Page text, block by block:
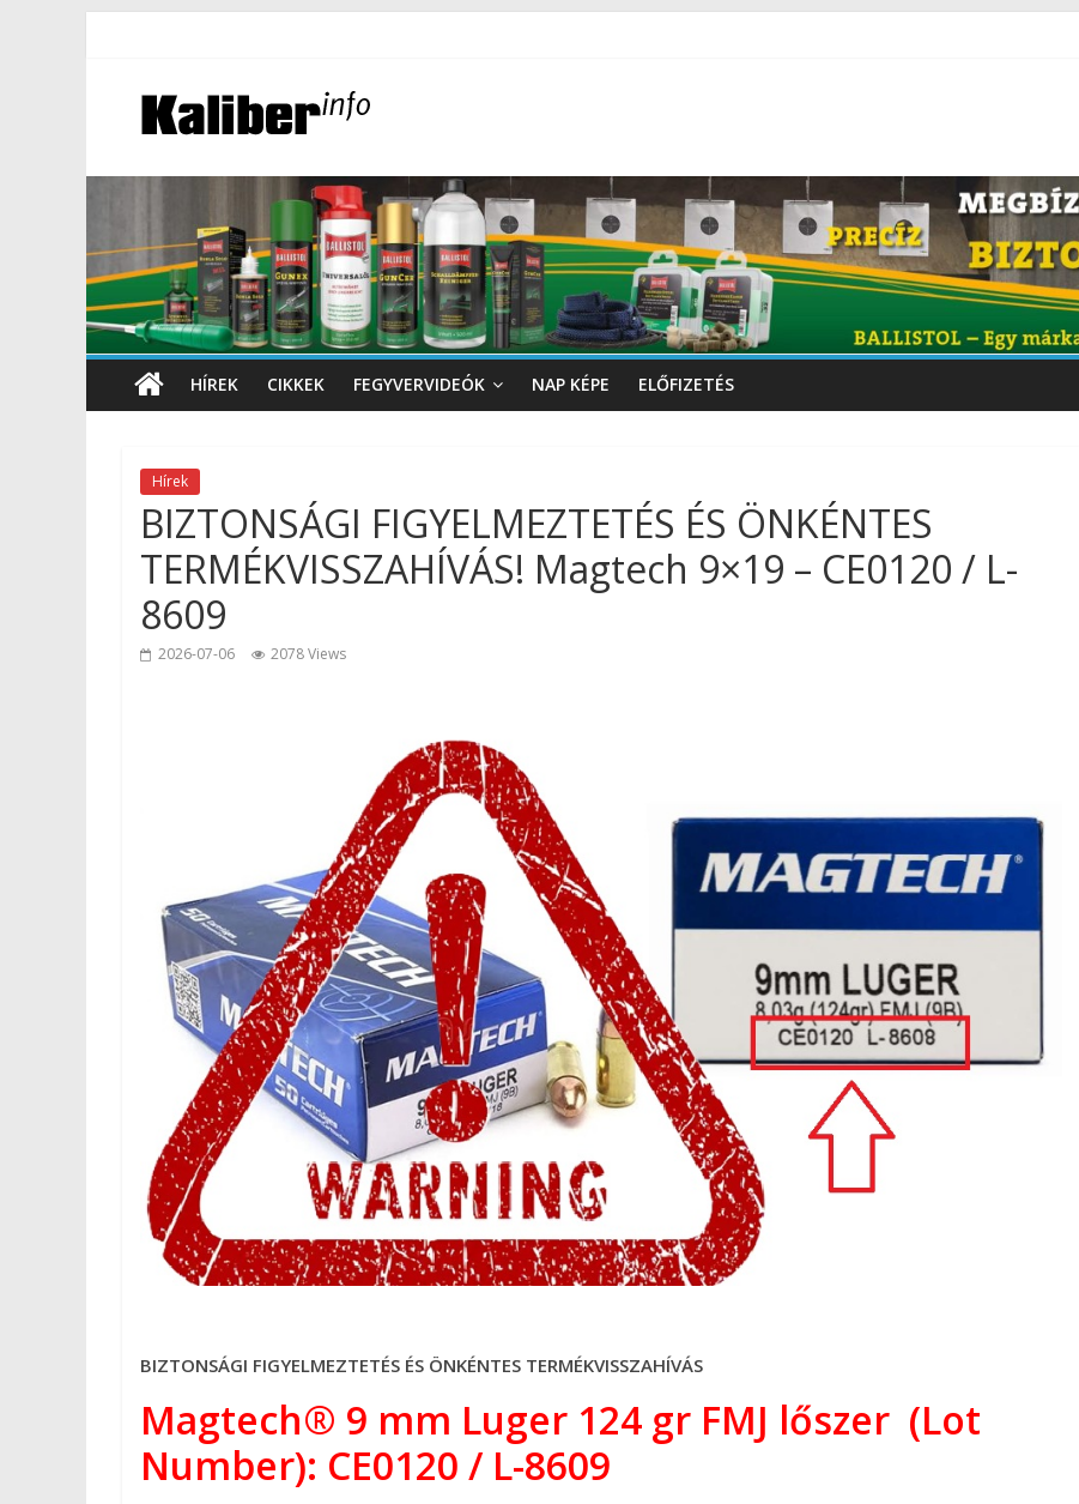
HÍREK CIKKEK FEGYVERVIDEÓK NAP KÉPE ELŐFIZETÉS
Hírek
BIZTONSÁGI FIGYELMEZTETÉS ÉS ÖNKÉNTES
TERMÉKVISSZAHÍVÁS! Magtech 9×19 – CE0120 / L-
8609
2026-07-06 2078 Views
BIZTONSÁGI FIGYELMEZTETÉS ÉS ÖNKÉNTES TERMÉKVISSZAHÍVÁS
Magtech® 9 mm Luger 124 gr FMJ lőszer (Lot
Number): CE0120 / L-8609